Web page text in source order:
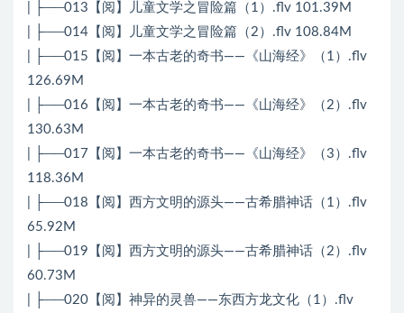
| ├──013【阅】儿童文学之冒险篇（1）.flv 101.39M
| ├──014【阅】儿童文学之冒险篇（2）.flv 108.84M
| ├──015【阅】一本古老的奇书——《山海经》（1）.flv
126.69M
| ├──016【阅】一本古老的奇书——《山海经》（2）.flv
130.63M
| ├──017【阅】一本古老的奇书——《山海经》（3）.flv
118.36M
| ├──018【阅】西方文明的源头——古希腊神话（1）.flv
65.92M
| ├──019【阅】西方文明的源头——古希腊神话（2）.flv
60.73M
| ├──020【阅】神异的灵兽——东西方龙文化（1）.flv